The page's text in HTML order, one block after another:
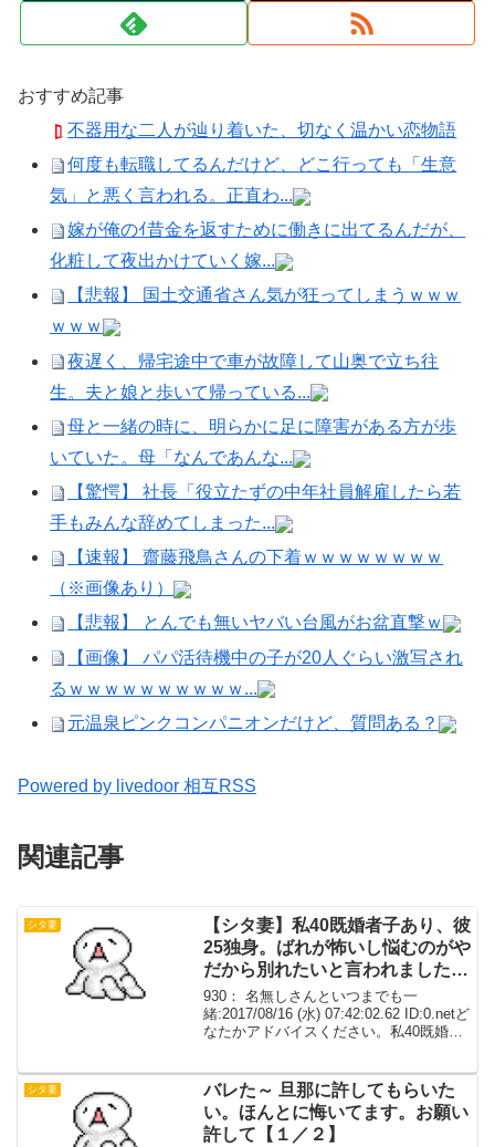
おすすめ記事
不器用な二人が辿り着いた、切なく温かい恋物語
何度も転職してるんだけど、どこ行っても「生意
気」と悪く言われる。正直わ...
嫁が俺のｲ昔金を返すために働きに出てるんだが、
化粧して夜出かけていく嫁...
【悲報】 国土交通省さん気が狂ってしまうｗｗｗ
ｗｗｗ
夜遅く、帰宅途中で車が故障して山奥で立ち往
生。夫と娘と歩いて帰っている...
母と一緒の時に、明らかに足に障害がある方が歩
いていた。母「なんであんな...
【驚愕】 社長「役立たずの中年社員解雇したら若
手もみんな辞めてしまった...
【速報】 齋藤飛鳥さんの下着ｗｗｗｗｗｗｗｗ
（※画像あり）
【悲報】 とんでも無いヤバい台風がお盆直撃ｗ
【画像】 パパ活待機中の子が20人ぐらい激写され
るｗｗｗｗｗｗｗｗｗｗ...
元温泉ピンクコンパニオンだけど、質問ある？
Powered by livedoor 相互RSS
関連記事
シタ妻
【シタ妻】私40既婚者子あり、彼
25独身。ばれが怖いし悩むのがや
だから別れたいと言われました。
【相談】
930： 名無しさんといつまでも一
緒:2017/08/16 (水) 07:42:02.62 ID:0.netど
なたかアドバイスください。私40既婚者
味なし彼25独身一...
シタ妻
バレた～ 旦那に許してもらいた
い。ほんとに悔いてます。お願い
許して【１／２】